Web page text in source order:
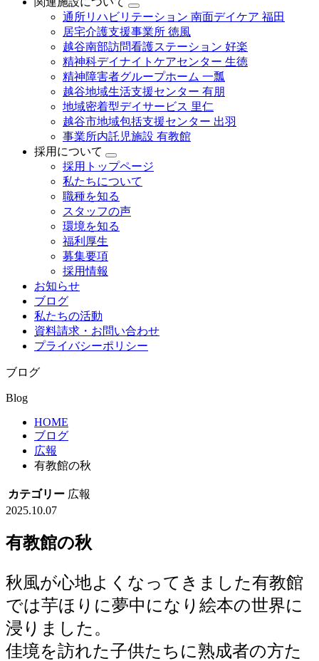
通所リハビリテーション 南面デイケア 福田
居宅介護支援事業所 徳風
越谷南部訪問看護ステーション 好楽
精神科デイナイトケアセンター 生徳
精神障害者グループホーム 一瓢
越谷地域生活支援センター 有朋
地域密着型デイサービス 里仁
越谷市地域包括支援センター 出羽
事業所内託児施設 有教館
採用について
採用トップページ
私たちについて
職種を知る
スタッフの声
環境を知る
福利厚生
募集要項
採用情報
お知らせ
ブログ
私たちの活動
資料請求・お問い合わせ
プライバシーポリシー
ブログ
Blog
HOME
ブログ
広報
有教館の秋
カテゴリー 広報
2025.10.07
有教館の秋
秋風が心地よくなってきました有教館
では芋ほりに夢中になり絵本の世界に
浸りました。
佳境を訪れた子供たちに熟成者の方た